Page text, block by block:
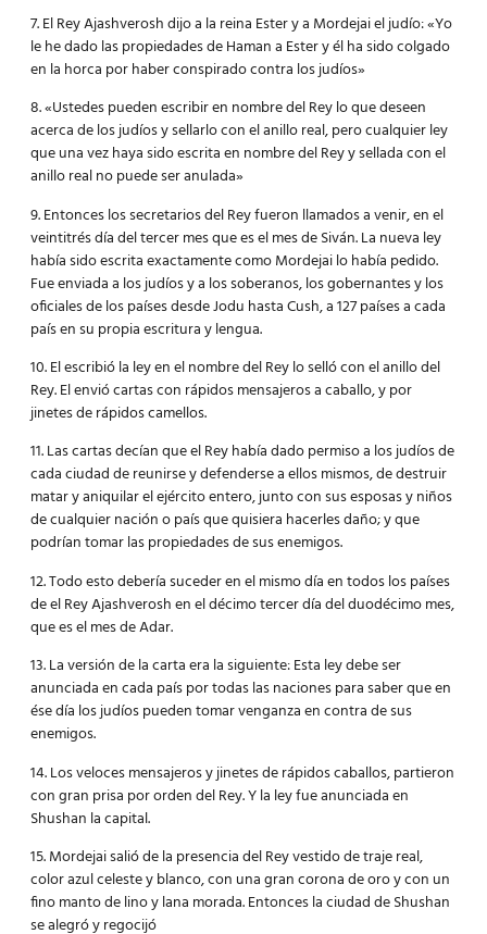
7. El Rey Ajashverosh dijo a la reina Ester y a Mordejai el judío: «Yo
le he dado las propiedades de Haman a Ester y él ha sido colgado
en la horca por haber conspirado contra los judíos»
8. «Ustedes pueden escribir en nombre del Rey lo que deseen
acerca de los judíos y sellarlo con el anillo real, pero cualquier ley
que una vez haya sido escrita en nombre del Rey y sellada con el
anillo real no puede ser anulada»
9. Entonces los secretarios del Rey fueron llamados a venir, en el
veintitrés día del tercer mes que es el mes de Siván. La nueva ley
había sido escrita exactamente como Mordejai lo había pedido.
Fue enviada a los judíos y a los soberanos, los gobernantes y los
oficiales de los países desde Jodu hasta Cush, a 127 países a cada
país en su propia escritura y lengua.
10. El escribió la ley en el nombre del Rey lo selló con el anillo del
Rey. El envió cartas con rápidos mensajeros a caballo, y por
jinetes de rápidos camellos.
11. Las cartas decían que el Rey había dado permiso a los judíos de
cada ciudad de reunirse y defenderse a ellos mismos, de destruir
matar y aniquilar el ejército entero, junto con sus esposas y niños
de cualquier nación o país que quisiera hacerles daño; y que
podrían tomar las propiedades de sus enemigos.
12. Todo esto debería suceder en el mismo día en todos los países
de el Rey Ajashverosh en el décimo tercer día del duodécimo mes,
que es el mes de Adar.
13. La versión de la carta era la siguiente: Esta ley debe ser
anunciada en cada país por todas las naciones para saber que en
ése día los judíos pueden tomar venganza en contra de sus
enemigos.
14. Los veloces mensajeros y jinetes de rápidos caballos, partieron
con gran prisa por orden del Rey. Y la ley fue anunciada en
Shushan la capital.
15. Mordejai salió de la presencia del Rey vestido de traje real,
color azul celeste y blanco, con una gran corona de oro y con un
fino manto de lino y lana morada. Entonces la ciudad de Shushan
se alegró y regocijó